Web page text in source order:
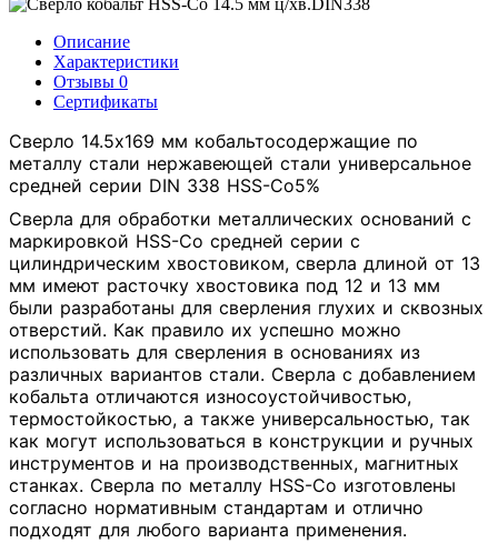
Описание
Характеристики
Отзывы 0
Сертификаты
Сверло 14.5х169 мм кобальтосодержащие по
металлу стали нержавеющей стали универсальное
средней серии DIN 338 HSS-Co5%
Сверла для обработки металлических оснований с
маркировкой HSS-Co средней серии с
цилиндрическим хвостовиком, сверла длиной от 13
мм имеют расточку хвостовика под 12 и 13 мм
были разработаны для сверления глухих и сквозных
отверстий. Как правило их успешно можно
использовать для сверления в основаниях из
различных вариантов стали. Сверла с добавлением
кобальта отличаются износоустойчивостью,
термостойкостью, а также универсальностью, так
как могут использоваться в конструкции и ручных
инструментов и на производственных, магнитных
станках. Сверла по металлу HSS-Co изготовлены
согласно нормативным стандартам и отлично
подходят для любого варианта применения.